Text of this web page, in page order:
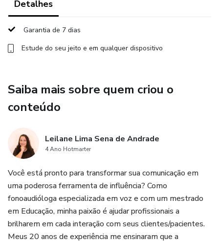
Detalhes
Garantia de 7 dias
Estude do seu jeito e em qualquer dispositivo
Saiba mais sobre quem criou o
conteúdo
Leilane Lima Sena de Andrade
4 Ano Hotmarter
Você está pronto para transformar sua comunicação em
uma poderosa ferramenta de influência? Como
fonoaudióloga especializada em voz e com um mestrado
em Educação, minha paixão é ajudar profissionais a
brilharem em cada interação com seus clientes/pacientes.
Meus 20 anos de experiência me ensinaram que a